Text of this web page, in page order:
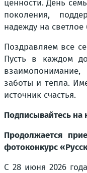
ценности. День
поколения,
надежду на светлое
Поздравляем все
Пусть в каждом
заботы и тепла.
источник счастья.
Подписывайтесь
Продолжается
фотоконкурс
С 28 июня 2026